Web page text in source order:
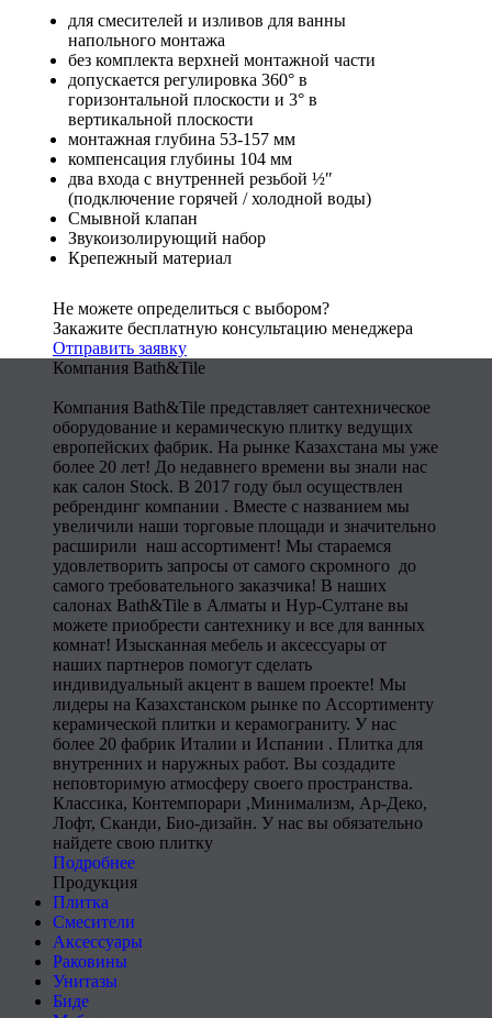
для смесителей и изливов для ванны
напольного монтажа
без комплекта верхней монтажной части
допускается регулировка 360° в
горизонтальной плоскости и 3° в
вертикальной плоскости
монтажная глубина 53-157 мм
компенсация глубины 104 мм
два входа с внутренней резьбой ½″
(подключение горячей / холодной воды)
Смывной клапан
Звукоизолирующий набор
Крепежный материал
Не можете определиться с выбором?
Закажите бесплатную консультацию менеджера
Отправить заявку
Компания Bath&Tile
Компания Bath&Tile представляет сантехническое
оборудование и керамическую плитку ведущих
европейских фабрик. На рынке Казахстана мы уже
более 20 лет! До недавнего времени вы знали нас
как салон Stock. В 2017 году был осуществлен
ребрендинг компании . Вместе с названием мы
увеличили наши торговые площади и значительно
расширили наш ассортимент! Мы стараемся
удовлетворить запросы от самого скромного до
самого требовательного заказчика! В наших
салонах Bath&Tile в Алматы и Нур-Султане вы
можете приобрести сантехнику и все для ванных
комнат! Изысканная мебель и аксессуары от
наших партнеров помогут сделать
индивидуальный акцент в вашем проекте! Мы
лидеры на Казахстанском рынке по Ассортименту
керамической плитки и керамограниту. У нас
более 20 фабрик Италии и Испании . Плитка для
внутренних и наружных работ. Вы создадите
неповторимую атмосферу своего пространства.
Классика, Контемпорари ,Минимализм, Ар-Деко,
Лофт, Сканди, Био-дизайн. У нас вы обязательно
найдете свою плитку
Подробнее
Продукция
Плитка
Смесители
Аксессуары
Раковины
Унитазы
Биде